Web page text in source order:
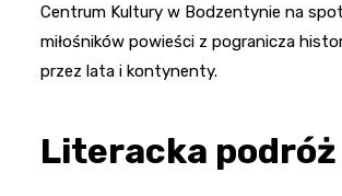
Centrum Kultury w Bodzentynie na
miłośników powieści z pogranicza
przez lata i kontynenty.
Literacka podróż